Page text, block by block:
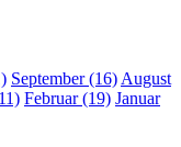
September (16) August
Februar (19) Januar